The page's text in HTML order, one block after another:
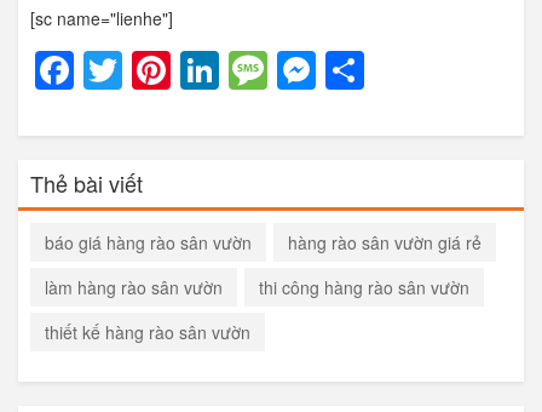
[sc name="lienhe"]
Facebook
Twitter
Pinterest
LinkedIn
Message
Messenger
Thẻ bài viết
báo giá hàng rào sân vườn
hàng rào sân vườn giá rẻ
làm hàng rào sân vườn
thi công hàng rào sân vườn
thiết kế hàng rào sân vườn